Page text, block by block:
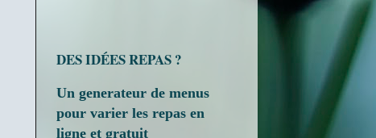
DES IDÉES REPAS ?
Un generateur de menus
pour varier les repas en
ligne et gratuit